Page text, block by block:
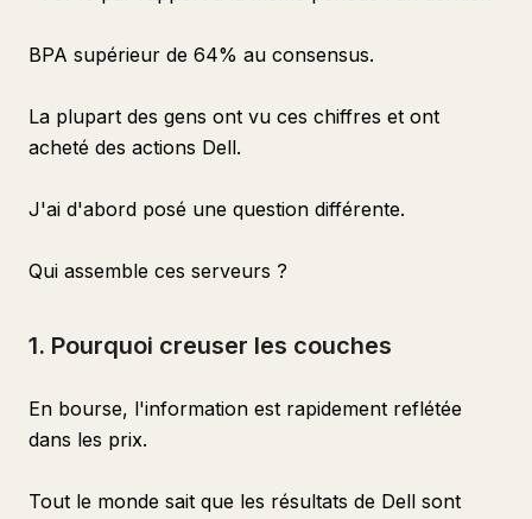
BPA supérieur de 64% au consensus.
La plupart des gens ont vu ces chiffres et ont
acheté des actions Dell.
J'ai d'abord posé une question différente.
Qui assemble ces serveurs ?
1. Pourquoi creuser les couches
En bourse, l'information est rapidement reflétée
dans les prix.
Tout le monde sait que les résultats de Dell sont